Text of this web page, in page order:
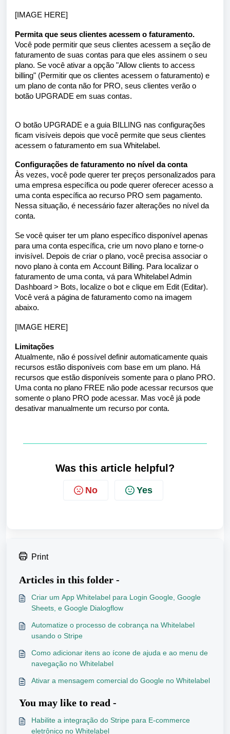
[IMAGE HERE]
Permita que seus clientes acessem o faturamento.
Você pode permitir que seus clientes acessem a seção de
faturamento de suas contas para que eles assinem o seu
plano. Se você ativar a opção "Allow clients to access
billing" (Permitir que os clientes acessem o faturamento) e
um plano de conta não for PRO, seus clientes verão o
botão UPGRADE em suas contas.
O botão UPGRADE e a guia BILLING nas configurações
ficam visíveis depois que você permite que seus clientes
acessem o faturamento em sua Whitelabel.
Configurações de faturamento no nível da conta
Às vezes, você pode querer ter preços personalizados para
uma empresa específica ou pode querer oferecer acesso a
uma conta específica ao recurso PRO sem pagamento.
Nessa situação, é necessário fazer alterações no nível da
conta.
Se você quiser ter um plano específico disponível apenas
para uma conta específica, crie um novo plano e torne-o
invisível. Depois de criar o plano, você precisa associar o
novo plano à conta em Account Billing. Para localizar o
faturamento de uma conta, vá para Whitelabel Admin
Dashboard > Bots, localize o bot e clique em Edit (Editar).
Você verá a página de faturamento como na imagem
abaixo.
[IMAGE HERE]
Limitações
Atualmente, não é possível definir automaticamente quais
recursos estão disponíveis com base em um plano. Há
recursos que estão disponíveis somente para o plano PRO.
Uma conta no plano FREE não pode acessar recursos que
somente o plano PRO pode acessar. Mas você já pode
desativar manualmente um recurso por conta.
Was this article helpful?
No Yes
Print
Articles in this folder -
Criar um App Whitelabel para Login Google, Google
Sheets, e Google Dialogflow
Automatize o processo de cobrança na Whitelabel
usando o Stripe
Como adicionar itens ao ícone de ajuda e ao menu de
navegação no Whitelabel
Ativar a mensagem comercial do Google no Whitelabel
You may like to read -
Habilite a integração do Stripe para E-commerce
eletrônico no Whitelabel